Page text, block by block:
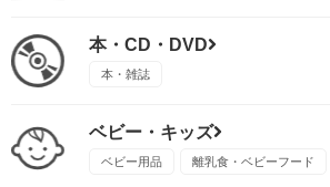
本・CD・DVD
本・雑誌
ベビー・キッズ
ベビー用品 離乳食・ベビーフード